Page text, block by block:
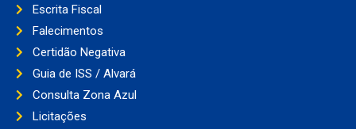
Escrita Fiscal
Falecimentos
Certidão Negativa
Guia de ISS / Alvará
Consulta Zona Azul
Licitações